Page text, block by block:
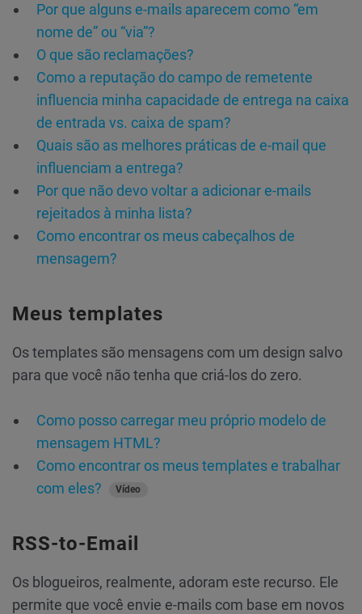
Por que alguns e-mails aparecem como “em
nome de” ou “via”?
O que são reclamações?
Como a reputação do campo de remetente
influencia minha capacidade de entrega na caixa
de entrada vs. caixa de spam?
Quais são as melhores práticas de e-mail que
influenciam a entrega?
Por que não devo voltar a adicionar e-mails
rejeitados à minha lista?
Como encontrar os meus cabeçalhos de
mensagem?
Meus templates
Os templates são mensagens com um design salvo
para que você não tenha que criá-los do zero.
Como posso carregar meu próprio modelo de
mensagem HTML?
Como encontrar os meus templates e trabalhar
com eles?
Vídeo
RSS-to-Email
Os blogueiros, realmente, adoram este recurso. Ele
permite que você envie e-mails com base em novos